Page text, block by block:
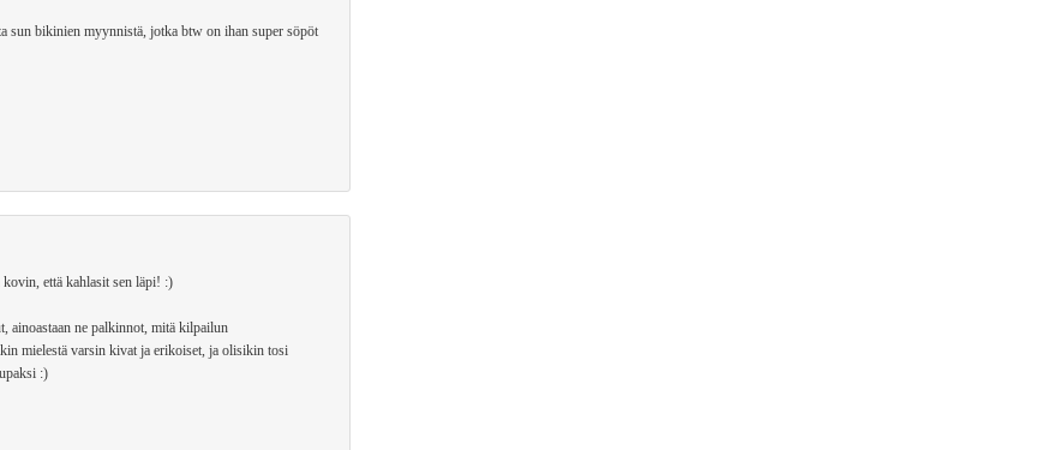
sun bikinien myynnistä, jotka btw on ihan super söpöt
että kahlasit sen läpi! :)
ainoastaan ne palkinnot, mitä kilpailun
mielestä varsin kivat ja erikoiset, ja olisikin tosi
:)